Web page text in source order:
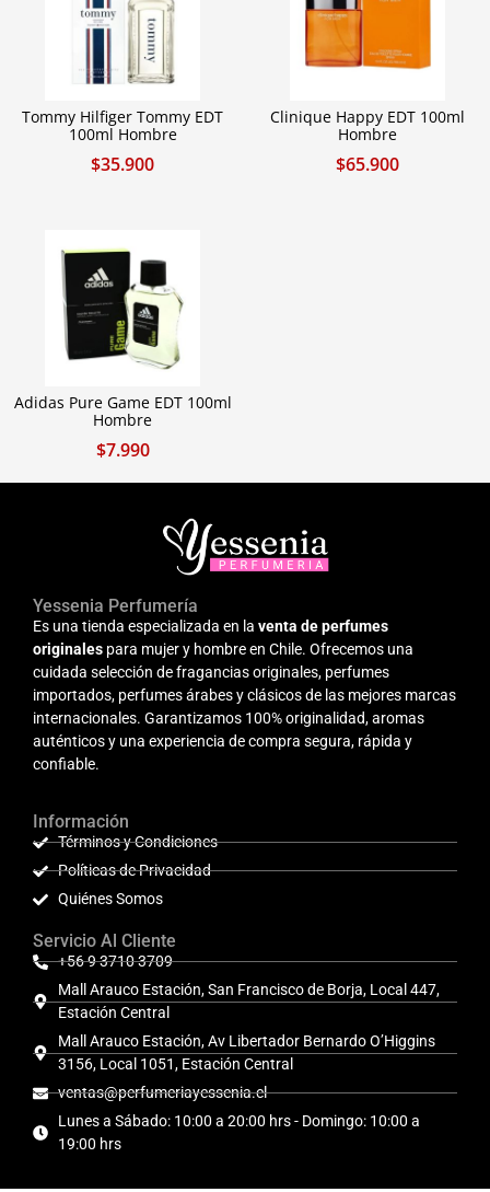
Tommy Hilfiger Tommy EDT
100ml Hombre
$35.900
Clinique Happy EDT 100ml
Hombre
$65.900
Adidas Pure Game EDT 100ml
Hombre
$7.990
Yessenia Perfumería
Es una tienda especializada en la venta de perfumes
originales para mujer y hombre en Chile. Ofrecemos una
cuidada selección de fragancias originales, perfumes
importados, perfumes árabes y clásicos de las mejores marcas
internacionales. Garantizamos 100% originalidad, aromas
auténticos y una experiencia de compra segura, rápida y
confiable.
Información
Términos y Condiciones
Políticas de Privacidad
Quiénes Somos
Servicio Al Cliente
+56 9 3710 3709
Mall Arauco Estación, San Francisco de Borja, Local 447,
Estación Central
Mall Arauco Estación, Av Libertador Bernardo O’Higgins
3156, Local 1051, Estación Central
ventas@perfumeriayessenia.cl
Lunes a Sábado: 10:00 a 20:00 hrs - Domingo: 10:00 a
19:00 hrs